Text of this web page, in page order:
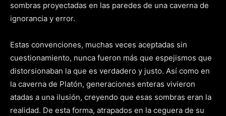
sombras proyectadas en las paredes de una caverna de
ignorancia y error.
Estas convenciones, muchas veces aceptadas sin
cuestionamiento, nunca fueron más que espejismos que
distorsionaban la que es verdadero y justo. Así como en
la caverna de Platón, generaciones enteras vivieron
atadas a una ilusión, creyendo que esas sombras eran la
realidad. De esta forma, atrapados en la ceguera de su